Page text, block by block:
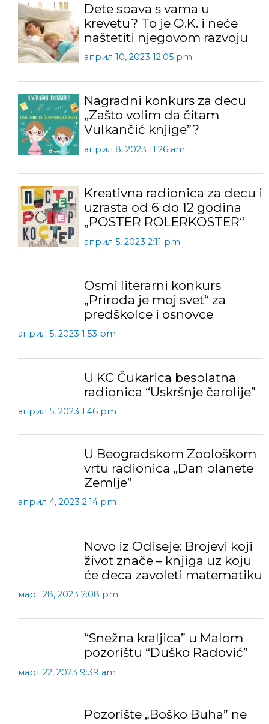
Dete spava s vama u
krevetu? To je O.K. i neće
naštetiti njegovom razvoju
април 10, 2023 12:05 pm
Nagradni konkurs za decu
,,Zašto volim da čitam
Vulkančić knjige”?
април 8, 2023 11:26 am
Kreativna radionica za decu i
uzrasta od 6 do 12 godina
„POSTER ROLERKOSTER“
април 5, 2023 2:11 pm
Osmi literarni konkurs
„Priroda je moj svet“ za
predškolce i osnovce
април 5, 2023 1:53 pm
U KC Čukarica besplatna
radionica “Uskršnje čarolije”
април 5, 2023 1:46 pm
U Beogradskom Zoološkom
vrtu radionica ,,Dan planete
Zemlje”
април 4, 2023 2:14 pm
Novo iz Odiseje: Brojevi koji
život znače – knjiga uz koju
će deca zavoleti matematiku
март 28, 2023 2:08 pm
“Snežna kraljica” u Malom
pozorištu “Duško Radović”
март 22, 2023 9:39 am
Pozorište „Boško Buha” ne